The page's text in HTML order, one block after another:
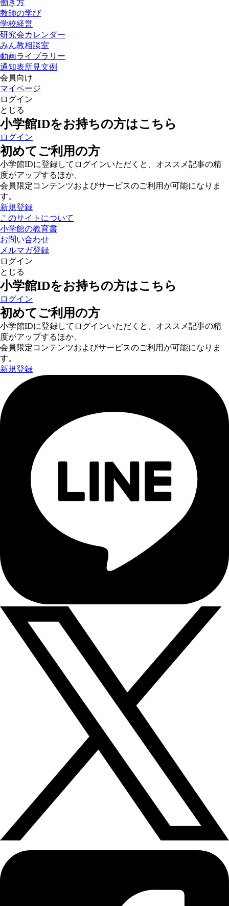
働き方
教師の学び
学校経営
研究会カレンダー
みん教相談室
動画ライブラリー
通知表所見文例
会員向け
マイページ
ログイン
とじる
小学館IDをお持ちの方はこちら
ログイン
初めてご利用の方
小学館IDに登録してログインいただくと、オススメ記事の精
度がアップするほか、
会員限定コンテンツおよびサービスのご利用が可能になりま
す。
新規登録
このサイトについて
小学館の教育書
お問い合わせ
メルマガ登録
ログイン
とじる
小学館IDをお持ちの方はこちら
ログイン
初めてご利用の方
小学館IDに登録してログインいただくと、オススメ記事の精
度がアップするほか、
会員限定コンテンツおよびサービスのご利用が可能になりま
す。
新規登録